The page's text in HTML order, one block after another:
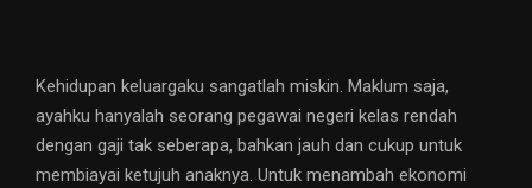
Kehidupan keluargaku sangatlah miskin. Maklum saja,
ayahku hanyalah seorang pegawai negeri kelas rendah
dengan gaji tak seberapa, bahkan jauh dan cukup untuk
membiayai ketujuh anaknya. Untuk menambah ekonomi